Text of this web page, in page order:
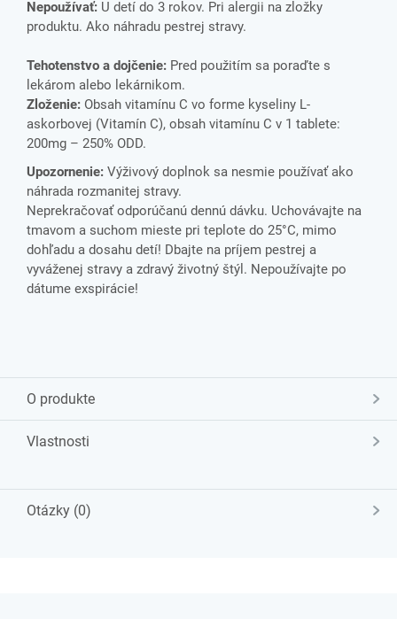
Nepoužívať: U detí do 3 rokov. Pri alergii na zložky
produktu. Ako náhradu pestrej stravy.
Tehotenstvo a dojčenie: Pred použitím sa poraďte s
lekárom alebo lekárnikom.
Zloženie: Obsah vitamínu C vo forme kyseliny L-
askorbovej (Vitamín C), obsah vitamínu C v 1 tablete:
200mg – 250% ODD.
Upozornenie: Výživový doplnok sa nesmie používať ako
náhrada rozmanitej stravy.
Neprekračovať odporúčanú dennú dávku. Uchovávajte na
tmavom a suchom mieste pri teplote do 25°C, mimo
dohľadu a dosahu detí! Dbajte na príjem pestrej a
vyváženej stravy a zdravý životný štýl. Nepoužívajte po
dátume exspirácie!
O produkte
Vlastnosti
Otázky (0)